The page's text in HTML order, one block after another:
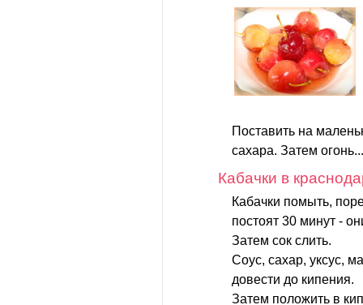
Поставить на
сахара. Затем
Кабачки в
Кабачки помыть,
постоят 30 минут -
Затем сок слить.
Соус, сахар, уксус,
довести до кипения.
Затем положить в